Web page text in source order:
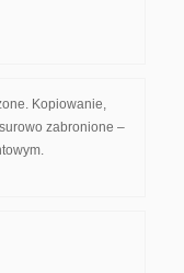
Kopiowanie,
zabronione –